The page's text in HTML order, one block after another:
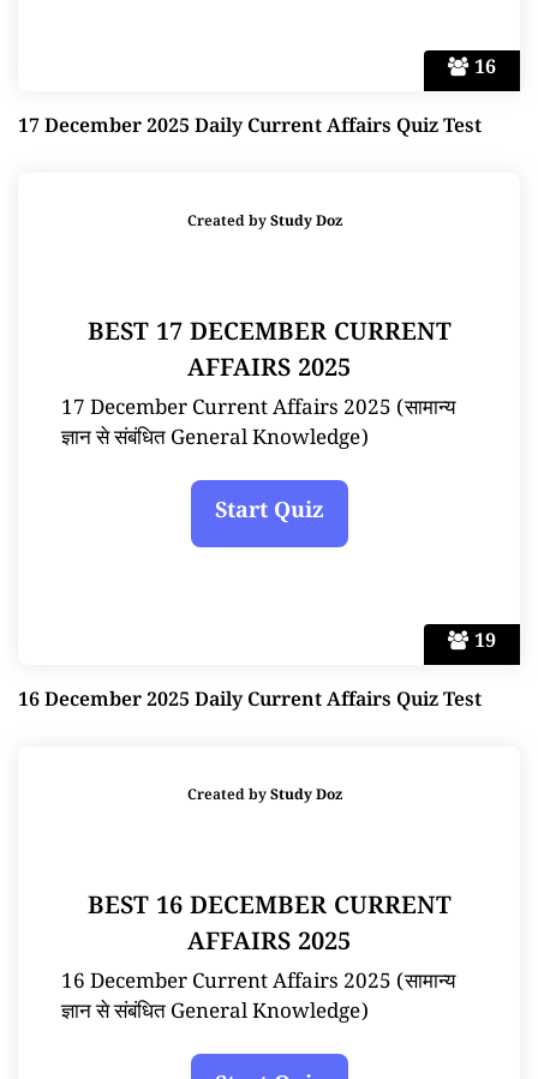
16
17 December 2025 Daily Current Affairs Quiz Test
19
Created byStudy Doz
BEST 17 DECEMBER CURRENT
AFFAIRS 2025
17 December Current Affairs 2025 (सामान्य
ज्ञान से संबंधित General Knowledge)
16 December 2025 Daily Current Affairs Quiz Test
Created byStudy Doz
BEST 16 DECEMBER CURRENT
AFFAIRS 2025
16 December Current Affairs 2025 (सामान्य
ज्ञान से संबंधित General Knowledge)